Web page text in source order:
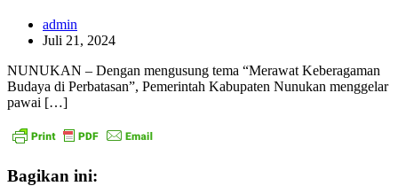
admin
Juli 21, 2024
NUNUKAN – Dengan mengusung tema “Merawat Keberagaman
Budaya di Perbatasan”, Pemerintah Kabupaten Nunukan menggelar
pawai […]
Bagikan ini: